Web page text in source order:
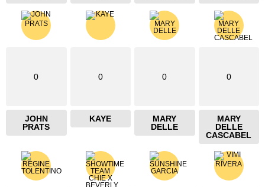
0
JOHN
PRATS
0
KAYE
0
MARY
DELLE
0
MARY
DELLE
CASCABEL